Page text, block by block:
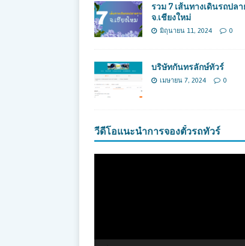
รวม 7 เส้นทางเดินรถปล
จ.เชียงใหม่
มิถุนายน 11, 2024 0
บริษัทกันทรลักษ์ทัวร์
เมษายน 7, 2024 0
วีดีโอแนะนำการจองตั๋วรถทัวร์